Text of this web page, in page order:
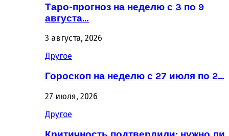
Таро-прогноз на неделю с 3 по 9
августа…
3 августа, 2026
Другое
Гороскоп на неделю с 27 июля по 2…
27 июля, 2026
Другое